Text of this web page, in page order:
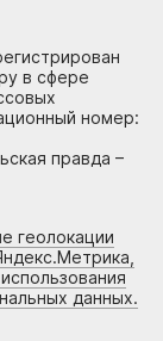
в сфере
номер:
правда –
геолокации
данных.